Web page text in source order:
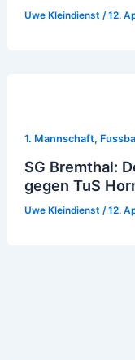
Uwe Kleindienst /12.
1. Mannschaft,
SG Bremthal:
gegen TuS
Uwe Kleindienst /12.